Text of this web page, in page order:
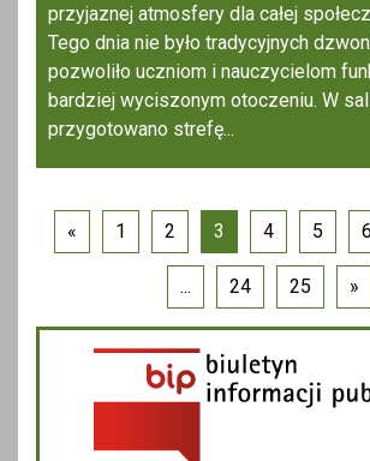
przyjaznej atmosfery dla całej
Tego dnia nie było tradycyjnych
pozwoliło uczniom i nauczycielom
bardziej wyciszonym otoczeniu. W
przygotowano strefę...
« 1 2 3 4 5 6
... 24 25 »